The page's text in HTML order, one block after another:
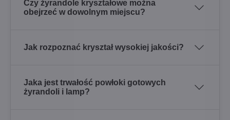
Czy żyrandole kryształowe można
obejrzeć w dowolnym miejscu?
Jak rozpoznać kryształ wysokiej jakości?
Jaka jest trwałość powłoki gotowych
żyrandoli i lamp?